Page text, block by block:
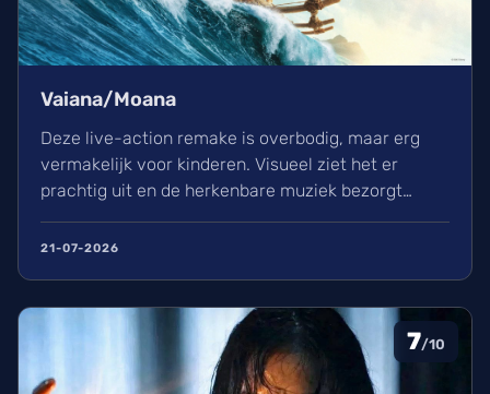
Vaiana/Moana
Deze live-action remake is overbodig, maar erg
vermakelijk voor kinderen. Visueel ziet het er
prachtig uit en de herkenbare muziek bezorgt
avontuur voor een heerlijke ervaring in de
21-07-2026
7/10